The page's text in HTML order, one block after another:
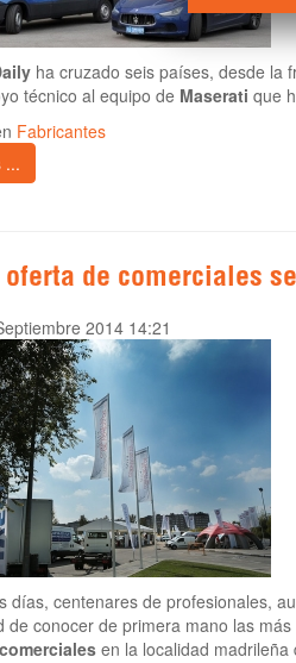
ha cruzado seis países, desde la
técnico al equipo de Maserati que
Fabricantes
...
oferta de comerciales
2014 14:21
días, centenares de profesionales,
de conocer de primera mano las
en la localidad madrileña